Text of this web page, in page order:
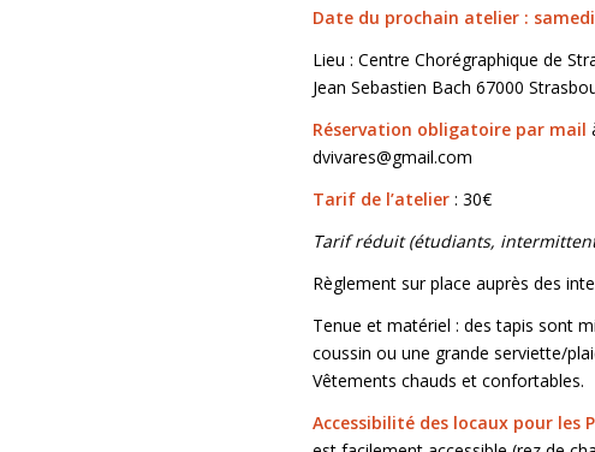
Date du prochain atelier :
Lieu : Centre Chorégraphique de
Jean Sebastien Bach 67000
Réservation obligatoire par mail
dvivares@gmail.com
Tarif de l’atelier : 30€
Tarif réduit (étudiants,
Règlement sur place auprès des
Tenue et matériel : des tapis sont
coussin ou une grande serviette/
Vêtements chauds et confortables.
Accessibilité des locaux pour les